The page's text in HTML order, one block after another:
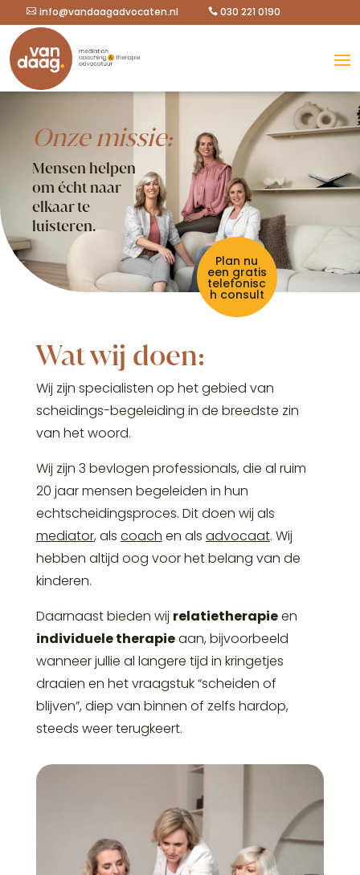
info@vandaagadvocaten.nl 030 221 0190
info@vandaagadvocaten.nl 030 221 0190
Onze missie:
Mensen helpen
om écht naar
elkaar te
luisteren.
Plan nu
een gratis
telefonisc
h consult
Wat wij doen:
Wij zijn specialisten op het gebied van
scheidings-begeleiding in de breedste zin
van het woord.
Wij zijn 3 bevlogen professionals, die al ruim
20 jaar mensen begeleiden in hun
echtscheidingsproces. Dit doen wij als
mediator, als coach en als advocaat. Wij
hebben altijd oog voor het belang van de
kinderen.
Daarnaast bieden wij relatietherapieen
individuele therapieaan, bijvoorbeeld
wanneer jullie al langere tijd in kringetjes
draaien en het vraagstuk “scheiden of
blijven”, diep van binnen of zelfs hardop,
steeds weer terugkeert.